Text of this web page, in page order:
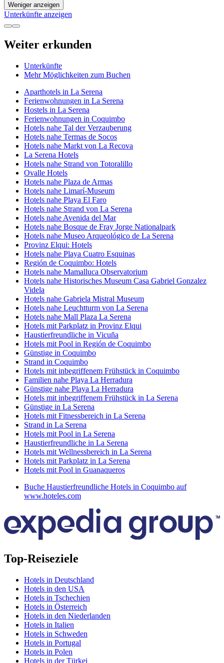
Weniger anzeigen
Unterkünfte anzeigen
Weiter erkunden
Unterkünfte
Mehr Möglichkeiten zum Buchen
Aparthotels in La Serena
Ferienwohnungen in La Serena
Hostels in La Serena
Ferienwohnungen in Coquimbo
Hotels nahe Tal der Verzauberung
Hotels nahe Termas de Socos
Hotels nahe Markt von La Recova
La Serena Hotels
Hotels nahe Strand von Totoralillo
Ovalle Hotels
Hotels nahe Plaza de Armas
Hotels nahe Limarí-Museum
Hotels nahe Playa El Faro
Hotels nahe Strand von La Serena
Hotels nahe Avenida del Mar
Hotels nahe Bosque de Fray Jorge Nationalpark
Hotels nahe Museo Arqueológico de La Serena
Provinz Elqui: Hotels
Hotels nahe Playa Cuatro Esquinas
Región de Coquimbo: Hotels
Hotels nahe Mamalluca Observatorium
Hotels nahe Historisches Museum Casa Gabriel Gonzalez
Videla
Hotels nahe Gabriela Mistral Museum
Hotels nahe Leuchtturm von La Serena
Hotels nahe Mall Plaza La Serena
Hotels mit Parkplatz in Provinz Elqui
Haustierfreundliche in Vicuña
Hotels mit Pool in Región de Coquimbo
Günstige in Coquimbo
Strand in Coquimbo
Hotels mit inbegriffenem Frühstück in Coquimbo
Familien nahe Playa La Herradura
Günstige nahe Playa La Herradura
Hotels mit inbegriffenem Frühstück in La Serena
Günstige in La Serena
Hotels mit Fitnessbereich in La Serena
Strand in La Serena
Hotels mit Pool in La Serena
Haustierfreundliche in La Serena
Hotels mit Wellnessbereich in La Serena
Hotels mit Parkplatz in La Serena
Hotels mit Pool in Guanaqueros
Buche Haustierfreundliche Hotels in Coquimbo auf
www.hoteles.com
Top-Reiseziele
Hotels in Deutschland
Hotels in den USA
Hotels in Tschechien
Hotels in Österreich
Hotels in den Niederlanden
Hotels in Italien
Hotels in Schweden
Hotels in Portugal
Hotels in Polen
Hotels in der Türkei